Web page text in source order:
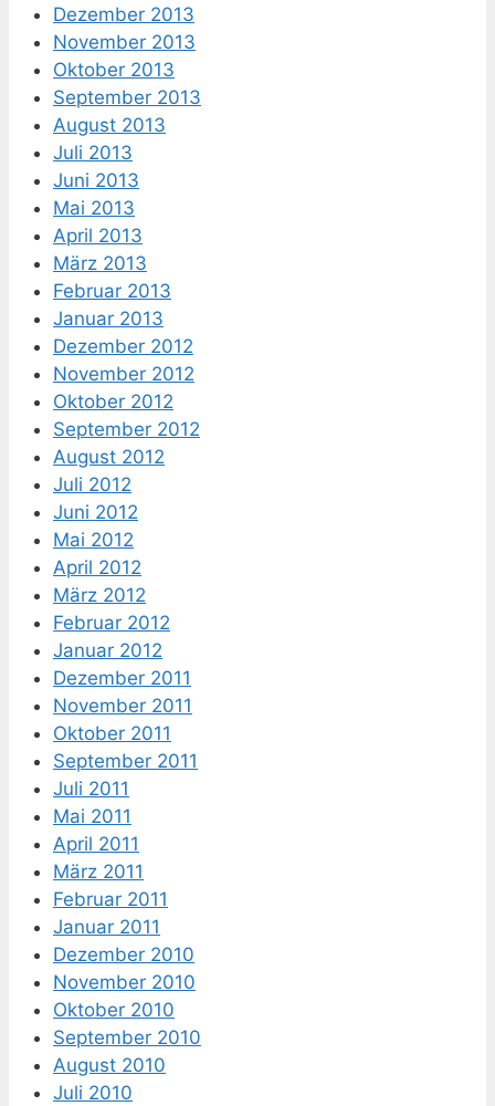
Dezember 2013
November 2013
Oktober 2013
September 2013
August 2013
Juli 2013
Juni 2013
Mai 2013
April 2013
März 2013
Februar 2013
Januar 2013
Dezember 2012
November 2012
Oktober 2012
September 2012
August 2012
Juli 2012
Juni 2012
Mai 2012
April 2012
März 2012
Februar 2012
Januar 2012
Dezember 2011
November 2011
Oktober 2011
September 2011
Juli 2011
Mai 2011
April 2011
März 2011
Februar 2011
Januar 2011
Dezember 2010
November 2010
Oktober 2010
September 2010
August 2010
Juli 2010